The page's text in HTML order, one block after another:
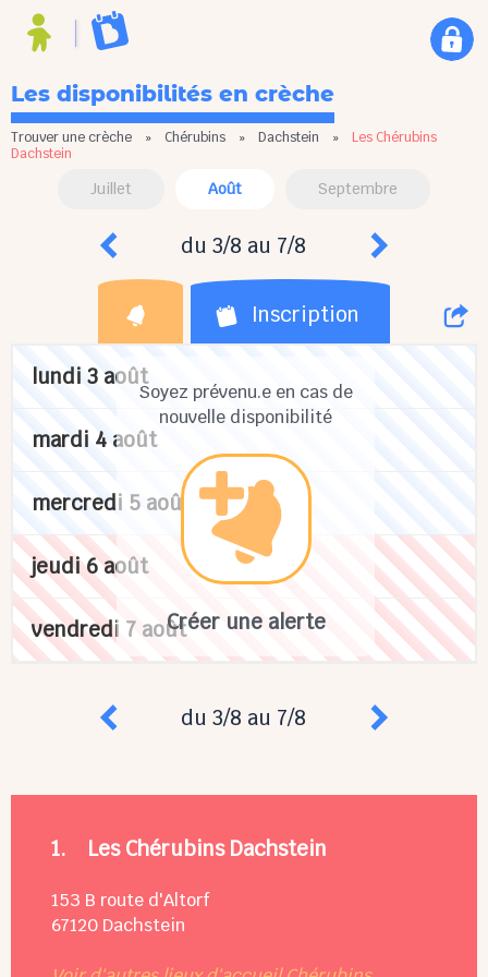
Les disponibilités en crèche
Trouver une crèche » Chérubins » Dachstein » Les Chérubins
Dachstein
Juillet Août Septembre
du 3/8 au 7/8
Inscription
Soyez prévenu.e en cas de
nouvelle disponibilité
Créer une alerte
lundi 3 août
mardi 4 août
mercredi 5 août
jeudi 6 août
vendredi 7 août
du 3/8 au 7/8
1. Les Chérubins Dachstein
153 B route d'Altorf
67120 Dachstein